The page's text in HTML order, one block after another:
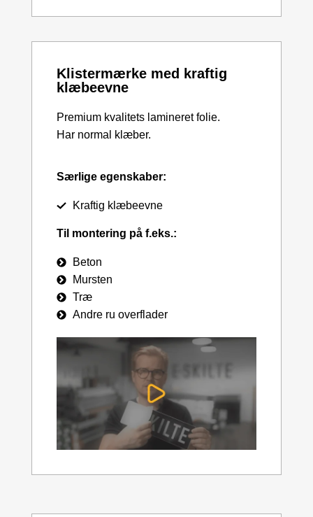
Klistermærke med kraftig
klæbeevne
Premium kvalitets lamineret folie.
Har normal klæber.
Særlige egenskaber:
Kraftig klæbeevne
Til montering på f.eks.:
Beton
Mursten
Træ
Andre ru overflader